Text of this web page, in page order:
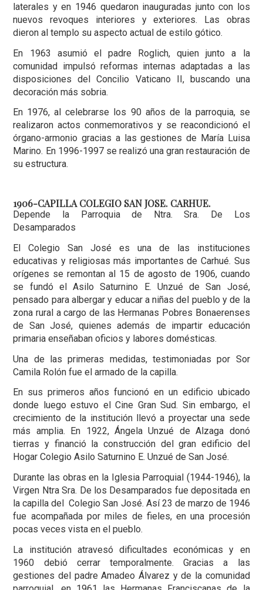
laterales y en 1946 quedaron inauguradas junto con los
nuevos revoques interiores y exteriores. Las obras
dieron al templo su aspecto actual de estilo gótico.
En 1963 asumió el padre Roglich, quien junto a la
comunidad impulsó reformas internas adaptadas a las
disposiciones del Concilio Vaticano II, buscando una
decoración más sobria.
En 1976, al celebrarse los 90 años de la parroquia, se
realizaron actos conmemorativos y se reacondicionó el
órgano-armonio gracias a las gestiones de María Luisa
Marino. En 1996-1997 se realizó una gran restauración de
su estructura.
1906-CAPILLA COLEGIO SAN JOSE. CARHUE.
Depende la Parroquia de Ntra. Sra. De Los
Desamparados
El Colegio San José es una de las instituciones
educativas y religiosas más importantes de Carhué. Sus
orígenes se remontan al 15 de agosto de 1906, cuando
se fundó el Asilo Saturnino E. Unzué de San José,
pensado para albergar y educar a niñas del pueblo y de la
zona rural a cargo de las Hermanas Pobres Bonaerenses
de San José, quienes además de impartir educación
primaria enseñaban oficios y labores domésticas.
Una de las primeras medidas, testimoniadas por Sor
Camila Rolón fue el armado de la capilla.
En sus primeros años funcionó en un edificio ubicado
donde luego estuvo el Cine Gran Sud. Sin embargo, el
crecimiento de la institución llevó a proyectar una sede
más amplia. En 1922, Ángela Unzué de Alzaga donó
tierras y financió la construcción del gran edificio del
Hogar Colegio Asilo Saturnino E. Unzué de San José.
Durante las obras en la Iglesia Parroquial (1944-1946), la
Virgen Ntra Sra. De los Desamparados fue depositada en
la capilla del Colegio San José. Así 23 de marzo de 1946
fue acompañada por miles de fieles, en una procesión
pocas veces vista en el pueblo.
La institución atravesó dificultades económicas y en
1960 debió cerrar temporalmente. Gracias a las
gestiones del padre Amadeo Álvarez y de la comunidad